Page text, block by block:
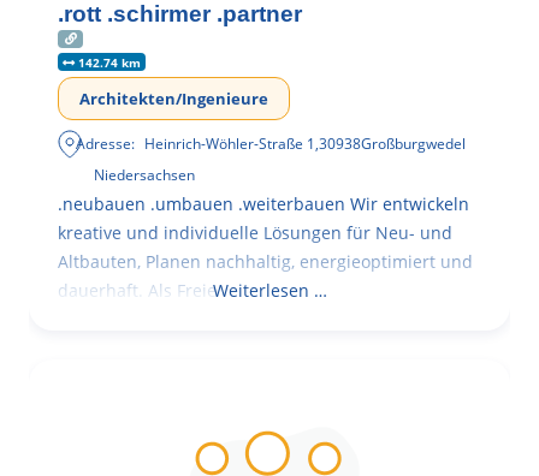
.rott .schirmer .partner
142.74 km
Architekten/Ingenieure
Adresse: Heinrich-Wöhler-Straße 1,30938Großburgwedel
Niedersachsen
.neubauen .umbauen .weiterbauen Wir entwickeln
kreative und individuelle Lösungen für Neu- und
Altbauten, Planen nachhaltig, energieoptimiert und
dauerhaft. Als FreieWeiterlesen …